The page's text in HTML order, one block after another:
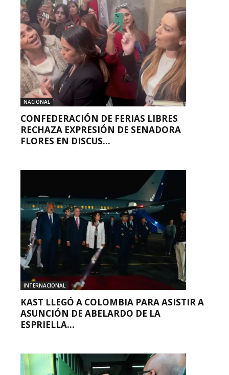
NACIONAL
CONFEDERACIÓN DE FERIAS LIBRES
RECHAZA EXPRESIÓN DE SENADORA
FLORES EN DISCUS...
INTERNACIONAL
KAST LLEGÓ A COLOMBIA PARA ASISTIR A
ASUNCIÓN DE ABELARDO DE LA
ESPRIELLA...